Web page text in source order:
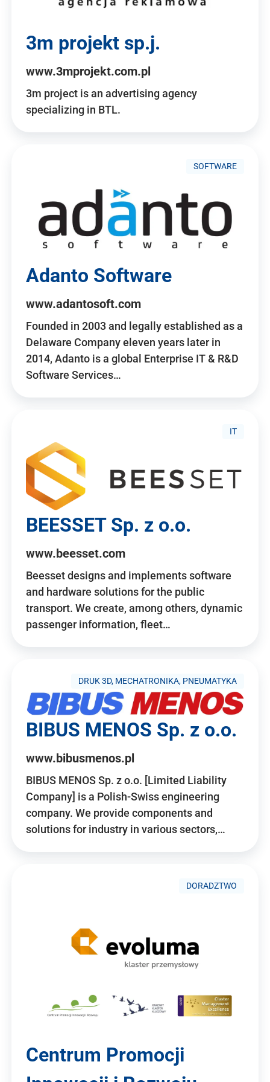
3m projekt sp.j.
www.3mprojekt.com.pl
3m project is an advertising agency
specializing in BTL.
SOFTWARE
Adanto Software
www.adantosoft.com
Founded in 2003 and legally established as a
Delaware Company eleven years later in
2014, Adanto is a global Enterprise IT & R&D
Software Services…
IT
BEESSET Sp. z o.o.
www.beesset.com
Beesset designs and implements software
and hardware solutions for the public
transport. We create, among others, dynamic
passenger information, fleet…
DRUK 3D, MECHATRONIKA, PNEUMATYKA
BIBUS MENOS Sp. z o.o.
www.bibusmenos.pl
BIBUS MENOS Sp. z o.o. [Limited Liability
Company] is a Polish-Swiss engineering
company. We provide components and
solutions for industry in various sectors,…
DORADZTWO
Centrum Promocji